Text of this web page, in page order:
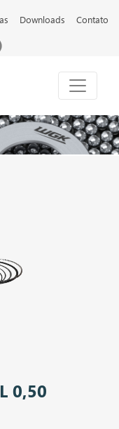
Downloads Contato
0,50